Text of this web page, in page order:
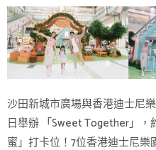
沙田新城市廣場與香港迪士尼
日舉辦 「Sweet Together」，
蜜」打卡位！7位香港迪士尼樂